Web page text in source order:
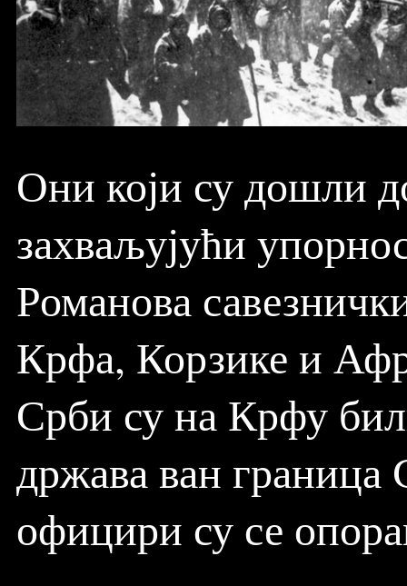
Они који су дошли
захваљујући
Романова
Крфа, Корзике и
Срби су на Крфу
држава ван
официри су се